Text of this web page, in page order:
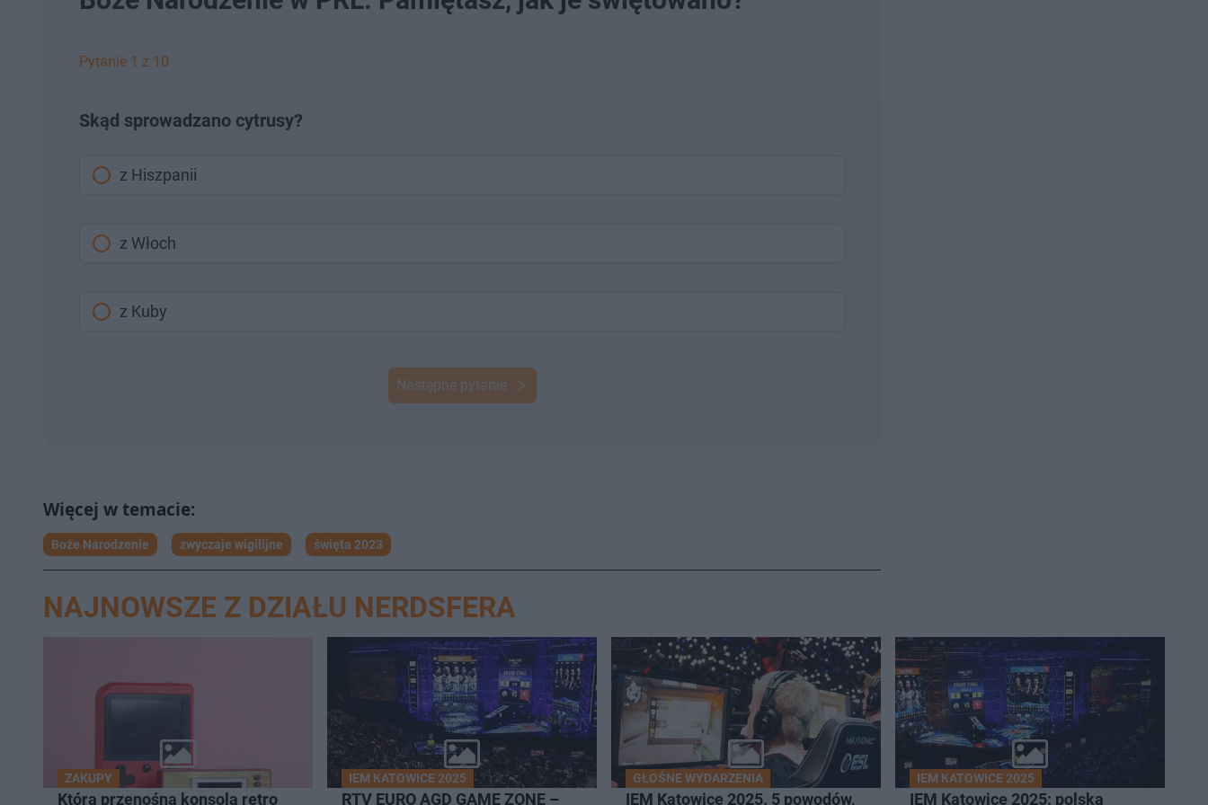
Pytanie 1 z 10
Skąd sprowadzano cytrusy?
z Hiszpanii
z Włoch
z Kuby
Następne pytanie
Boże Narodzenie zwyczaje wigilijne święta 2023
NAJNOWSZE Z DZIAŁU NERDSFERA
ZAKUPY
Która przenośna konsola retro
IEM KATOWICE 2025
RTV EURO AGD GAME ZONE –
GŁOŚNE WYDARZENIA
IEM Katowice 2025. 5 powodów,
IEM KATOWICE 2025
IEM Katowice 2025: polska